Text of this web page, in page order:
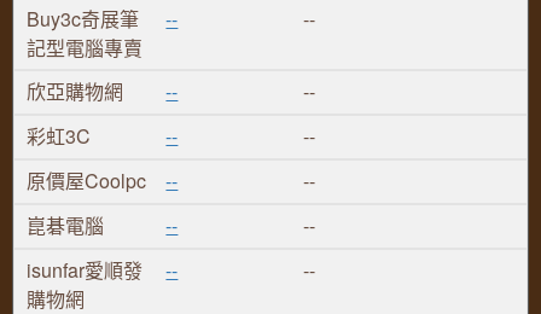
Buy3c奇展筆
記型電腦專賣
-- --
欣亞購物網 --
--
彩虹3C
--
--
原價屋Coolpc
--
--
崑碁電腦
--
--
isunfar愛順發
購物網
-- --